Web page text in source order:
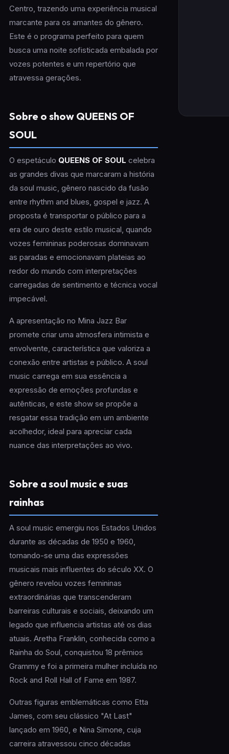
Centro, trazendo uma experiência musical
marcante para os amantes do gênero.
Este é o programa perfeito para quem
busca uma noite sofisticada embalada por
vozes potentes e um repertório que
atravessa gerações.
Sobre o show QUEENS OF
SOUL
O espetáculo QUEENS OF SOUL celebra
as grandes divas que marcaram a história
da soul music, gênero nascido da fusão
entre rhythm and blues, gospel e jazz. A
proposta é transportar o público para a
era de ouro deste estilo musical, quando
vozes femininas poderosas dominavam
as paradas e emocionavam plateias ao
redor do mundo com interpretações
carregadas de sentimento e técnica vocal
impecável.
A apresentação no Mina Jazz Bar
promete criar uma atmosfera intimista e
envolvente, característica que valoriza a
conexão entre artistas e público. A soul
music carrega em sua essência a
expressão de emoções profundas e
autênticas, e este show se propõe a
resgatar essa tradição em um ambiente
acolhedor, ideal para apreciar cada
nuance das interpretações ao vivo.
Sobre a soul music e suas
rainhas
A soul music emergiu nos Estados Unidos
durante as décadas de 1950 e 1960,
tornando-se uma das expressões
musicais mais influentes do século XX. O
gênero revelou vozes femininas
extraordinárias que transcenderam
barreiras culturais e sociais, deixando um
legado que influencia artistas até os dias
atuais. Aretha Franklin, conhecida como a
Rainha do Soul, conquistou 18 prêmios
Grammy e foi a primeira mulher incluída no
Rock and Roll Hall of Fame em 1987.
Outras figuras emblemáticas como Etta
James, com seu clássico "At Last"
lançado em 1960, e Nina Simone, cuja
carreira atravessou cinco décadas